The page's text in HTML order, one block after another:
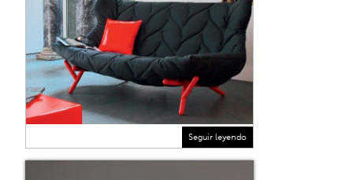
Seguir leyendo